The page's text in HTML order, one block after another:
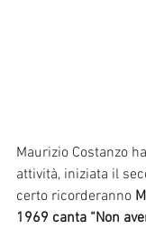
Maurizio Costanzo
attività, iniziata il
certo ricorderanno
1969 canta “Non